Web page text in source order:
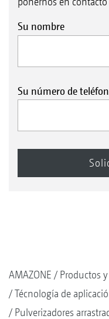
Su nombre
Su número de
AMAZONE
Productos
Técnología de
Pulverizadores